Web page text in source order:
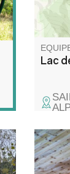
90 m
Lac
Au